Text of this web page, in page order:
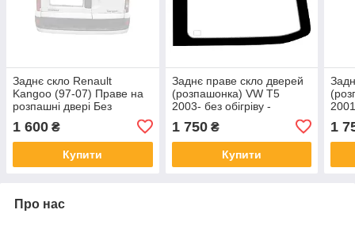
Заднє скло Renault
Kangoo (97-07) Праве на
розпашні двері Без
Кенго)
1 600 ₴
Купити
Заднє праве скло дверей
(розпашонка) VW T5
2003- без обігріву -
1 750₴
Купити
1
Про нас